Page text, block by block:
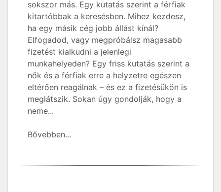
sokszor más. Egy kutatás szerint a férfiak
kitartóbbak a keresésben. Mihez kezdesz,
ha egy másik cég jobb állást kínál?
Elfogadod, vagy megpróbálsz magasabb
fizetést kialkudni a jelenlegi
munkahelyeden? Egy friss kutatás szerint a
nők és a férfiak erre a helyzetre egészen
eltérően reagálnak – és ez a fizetésükön is
meglátszik. Sokan úgy gondolják, hogy a
neme...
Bővebben...